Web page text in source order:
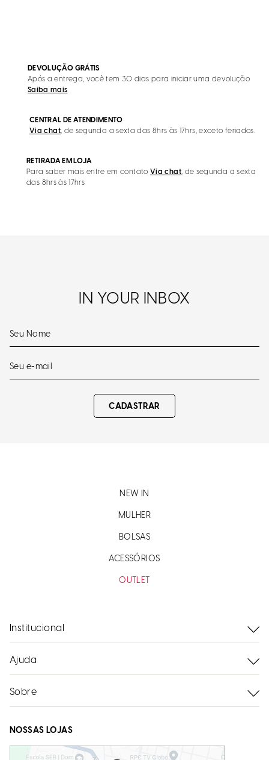
DEVOLUÇÃO GRÁTIS
Após a entrega, você tem 30 dias para iniciar uma devolução
Saiba mais
CENTRAL DE ATENDIMENTO
Via chat, de segunda a sexta das 8hrs às 17hrs, exceto feriados.
RETIRADA EM LOJA
Para saber mais entre em contato Via chat, de segunda a sexta
das 8hrs às 17hrs
IN YOUR INBOX
CADASTRAR
NEW IN
MULHER
BOLSAS
ACESSÓRIOS
OUTLET
Institucional
Ajuda
Sobre
NOSSAS LOJAS